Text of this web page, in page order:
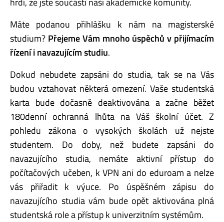
Máte podanou přihlášku k nám na magisterské
studium? Přejeme Vám mnoho úspěchů v přijímacím
řízení i navazujícím studiu.
Dokud nebudete zapsáni do studia, tak se na Vás
budou vztahovat některá omezení. Vaše studentská
karta bude dočasně deaktivována a začne běžet
180denní ochranná lhůta na Váš školní účet. Z
pohledu zákona o vysokých školách už nejste
studentem. Do doby, než budete zapsáni do
navazujícího studia, nemáte aktivní přístup do
počítačových učeben, k VPN ani do eduroam a nelze
vás přiřadit k výuce. Po úspěšném zápisu do
navazujícího studia vám bude opět aktivována plná
studentská role a přístup k univerzitním systémům.